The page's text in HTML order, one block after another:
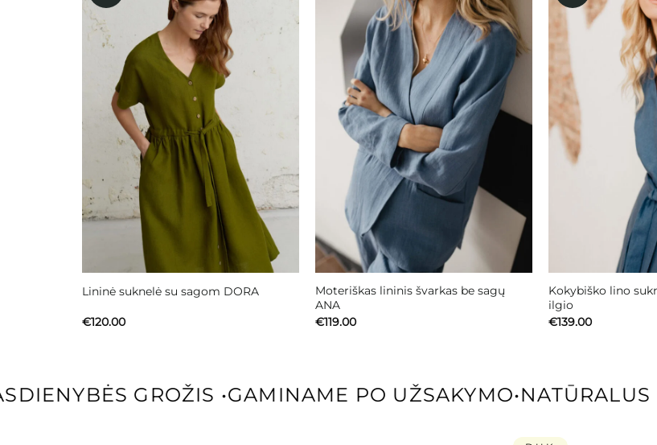
Mėgstamiausias
Lininė suknelė su sagom DORA
€120.00
Mėgstamiausias
Moteriškas lininis švarkas be sagų
ANA
€119.00
Kokybiško lino
ilgio
€139.00
GROŽIS•GAMINAME PO UŽSAKYMO•NATŪRALUS